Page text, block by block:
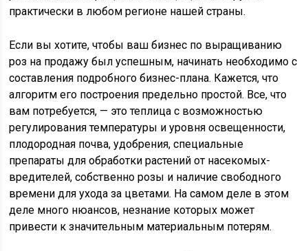
практически в любом регионе нашей страны.
Если вы хотите, чтобы ваш бизнес по выращиванию
роз на продажу был успешным, начинать необходимо с
составления подробного бизнес-плана. Кажется, что
алгоритм его построения предельно простой. Все, что
вам потребуется, — это теплица с возможностью
регулирования температуры и уровня освещенности,
плодородная почва, удобрения, специальные
препараты для обработки растений от насекомых-
вредителей, собственно розы и наличие свободного
времени для ухода за цветами. На самом деле в этом
деле много нюансов, незнание которых может
привести к значительным материальным потерям.